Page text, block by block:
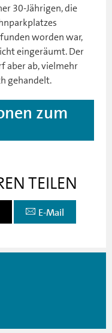
30-Jährigen, die
worden war,
eingeräumt. Der
aber ab, vielmehr
gehandelt.
zum
TEILEN
E-Mail